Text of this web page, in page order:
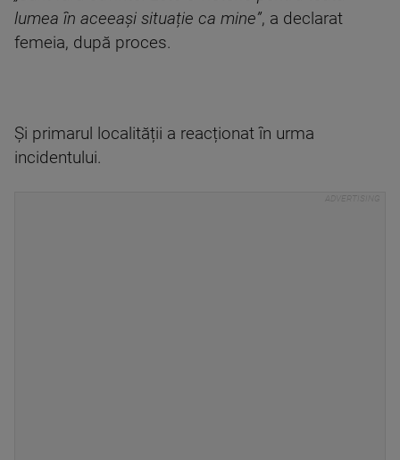
lumea în aceeași situație ca mine”, a declarat
femeia, după proces.
Și primarul localității a reacționat în urma
incidentului.